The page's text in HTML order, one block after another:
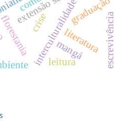
interculturalidade
crise graduação
escrevivência
literatura
mangá
leitura